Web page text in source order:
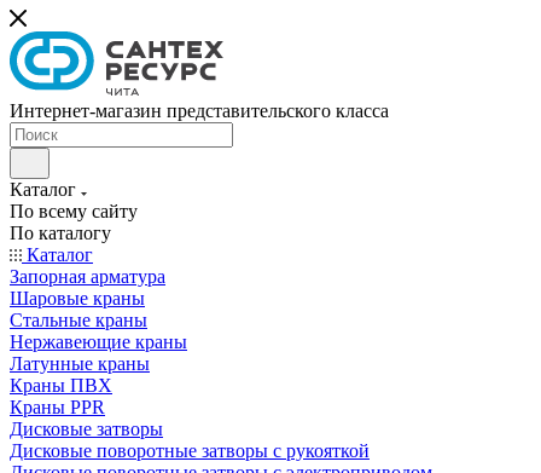
Интернет-магазин представительского класса
Каталог
По всему сайту
По каталогу
Каталог
Запорная арматура
Шаровые краны
Стальные краны
Нержавеющие краны
Латунные краны
Краны ПВХ
Краны PPR
Дисковые затворы
Дисковые поворотные затворы с рукояткой